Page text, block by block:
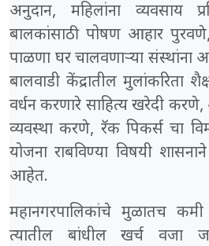
अनुदान, महिलांना व्यवसाय
बालकांसाठी पोषण आहार
पाळणा घर चालवणाऱ्या
बालवाडी केंद्रातील मुलांकरिता
वर्धन करणारे साहित्य खरेदी करणे,
व्यवस्था करणे, रॅक पिकर्स चा
योजना राबविण्या विषयी
आहेत.
महानगरपालिकांचे मुळातच
त्यातील बांधील खर्च वजा